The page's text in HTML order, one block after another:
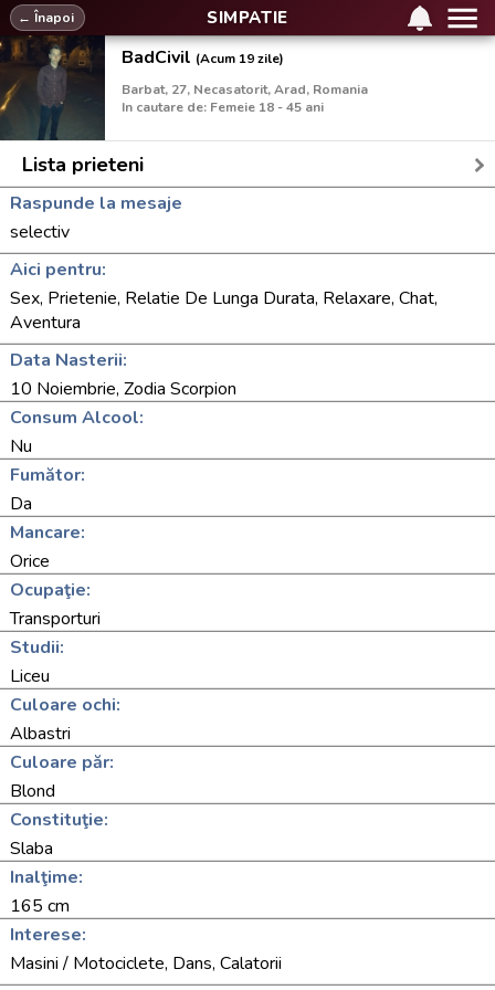
SIMPATIE
← Înapoi
BadCivil (Acum 19 zile)
Barbat, 27, Necasatorit, Arad, Romania
In cautare de: Femeie 18 - 45 ani
Lista prieteni
Raspunde la mesaje
selectiv
Aici pentru:
Sex, Prietenie, Relatie De Lunga Durata, Relaxare, Chat,
Aventura
Data Nasterii:
10 Noiembrie, Zodia Scorpion
Consum Alcool:
Nu
Fumător:
Da
Mancare:
Orice
Ocupaţie:
Transporturi
Studii:
Liceu
Culoare ochi:
Albastri
Culoare păr:
Blond
Constituţie:
Slaba
Inalţime:
165 cm
Interese:
Masini / Motociclete, Dans, Calatorii